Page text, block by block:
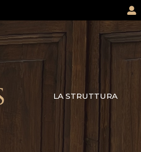
LA STRUTTURA